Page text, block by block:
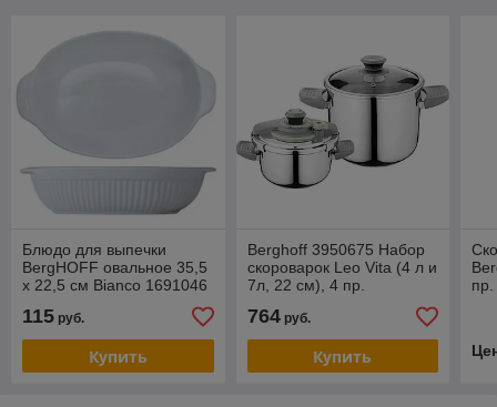
Блюдо для выпечки
BergHOFF овальное 35,5
х 22,5 см Bianco 1691046
115 руб.
Купить
Berghoff 3950675 Набор
скороварок Leo Vita (4 л и
7л, 22 см), 4 пр.
764руб.
Купить